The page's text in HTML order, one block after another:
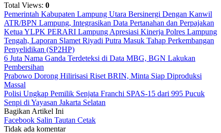
Total Views: 0
Pemerintah Kabupaten Lampung Utara Bersinergi Dengan Kanwil
ATR/BPN Lampung, Integrasikan Data Pertanahan dan Perpajakan
Ketua YLPK PERARI Lampung Apresiasi Kinerja Polres Lampung
Tengah, Laporan Slamet Riyadi Putra Masuk Tahap Perkembangan
Penyelidikan (SP2HP)
6 Juta Nama Ganda Terdeteksi di Data MBG, BGN Lakukan
Pembersihan
Prabowo Dorong Hilirisasi Riset BRIN, Minta Siap Diproduksi
Massal
Polisi Ungkap Pemilik Senjata Franchi SPAS-15 dari 995 Pucuk
Senpi di Yayasan Jakarta Selatan
Bagikan Artikel Ini
Facebook Salin Tautan Cetak
Tidak ada komentar